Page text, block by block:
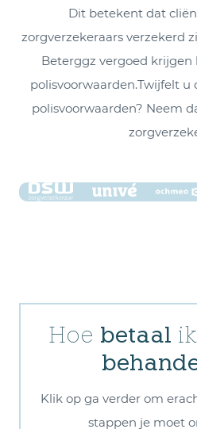
Dit betekent dat
zorgverzekeraars verzekerd
Beterggz vergoed
polisvoorwaarden.Twijfelt u
polisvoorwaarden? Neem
DSW
Univé
Zorgverzekering
Hoe betaal
Klik op ga verder om
stappen je moet